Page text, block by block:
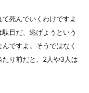
死んでいくわけですよ
目だ、逃げようという
ですよ。そうではなく
り前だと、2人や3人は